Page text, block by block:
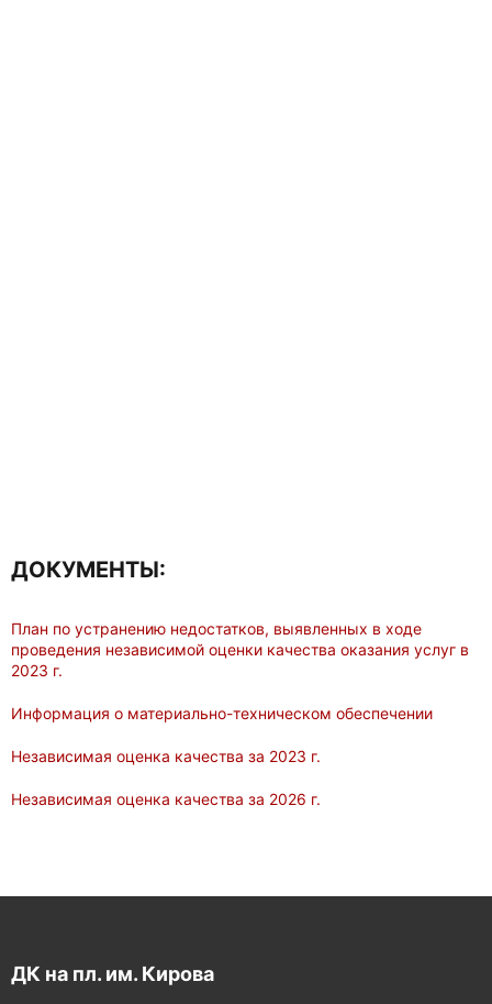
ДОКУМЕНТЫ:
План по устранению недостатков, выявленных в ходе
проведения независимой оценки качества оказания услуг в
2023 г.
Информация о материально-техническом обеспечении
Независимая оценка качества за 2023 г.
Независимая оценка качества за 2026 г.
ДК на пл. им. Кирова